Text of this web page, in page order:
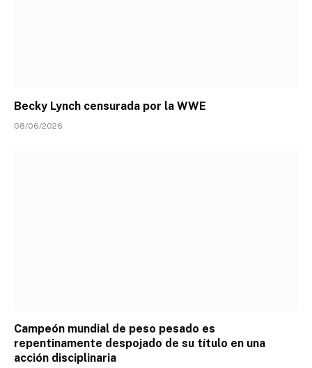
Becky Lynch censurada por la WWE
08/06/2026
Campeón mundial de peso pesado es
repentinamente despojado de su título en una
acción disciplinaria